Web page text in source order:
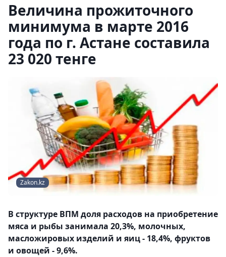
Величина прожиточного
минимума в марте 2016
года по г. Астане составила
23 020 тенге
Zakon.kz
В структуре ВПМ доля расходов на приобретение
мяса и рыбы занимала 20,3%, молочных,
масложировых изделий и яиц - 18,4%, фруктов
и овощей - 9,6%.